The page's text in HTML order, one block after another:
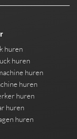
huren
huren
huren
huren
huren
huren
huren